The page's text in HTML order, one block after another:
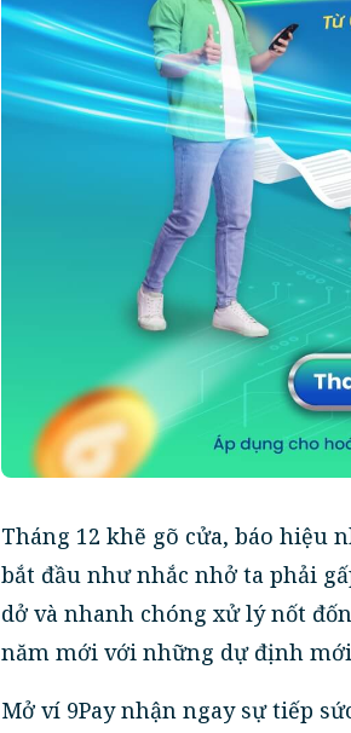
Tháng 12 khẽ gõ cửa, báo hiệu
bắt đầu như nhắc nhở ta phải
dở và nhanh chóng xử lý nốt
năm mới với những dự định
Mở ví 9Pay nhận ngay sự tiếp